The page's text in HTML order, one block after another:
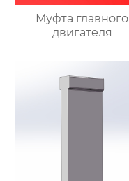
Муфта главного
двигателя